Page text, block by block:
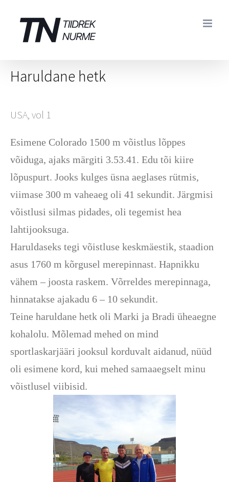
content
Haruldane hetk
USA, vol 1
Esimene Colorado 1500 m võistlus lõppes
võiduga, ajaks märgiti 3.53.41. Edu tõi kiire
lõpuspurt. Jooks kulges üsna aeglases rütmis,
viimase 300 m vaheaeg oli 41 sekundit. Järgmisi
võistlusi silmas pidades, oli tegemist hea
lahtijooksuga.
Haruldaseks tegi võistluse keskmäestik, staadion
asus 1760 m kõrgusel merepinnast. Hapnikku
vähem – joosta raskem. Võrreldes merepinnaga,
hinnatakse ajakadu 6 – 10 sekundit.
Teine haruldane hetk oli Marki ja Bradi üheaegne
kohalolu. Mõlemad mehed on mind
sportlaskarjääri jooksul korduvalt aidanud, nüüd
oli esimene kord, kui mehed samaaegselt minu
võistlusel viibisid.